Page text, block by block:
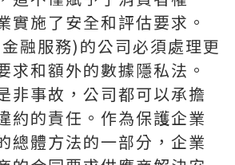
實施了安全和評估要求。
融服務)的公司必須處理更
求和額外的數據隱私法。
非事故，公司都可以承擔
約的責任。作為保護企業
總體方法的一部分，企業